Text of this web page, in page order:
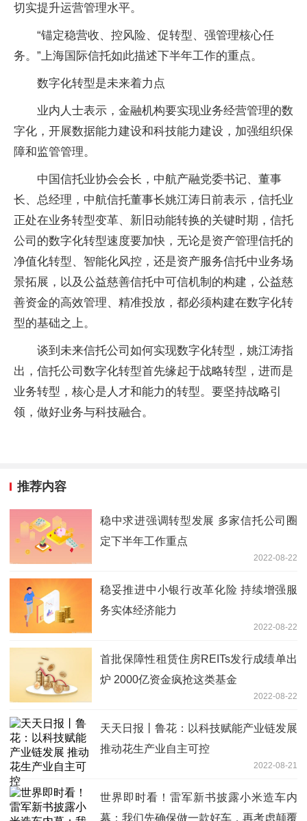
切实提升运营管理水平。
“锚定稳营收、控风险、促转型、强管理核心任
务。”上海国际信托如此描述下半年工作的重点。
数字化转型是未来着力点
业内人士表示，金融机构要实现业务经营管理的数
字化，开展数据能力建设和科技能力建设，加强组织保
障和监管管理。
中国信托业协会会长，中航产融党委书记、董事
长、总经理，中航信托董事长姚江涛日前表示，信托业
正处在业务转型变革、新旧动能转换的关键时期，信托
公司的数字化转型速度要加快，无论是资产管理信托的
净值化转型、智能化风控，还是资产服务信托中业务场
景拓展，以及公益慈善信托中可信机制的构建，公益慈
善资金的高效管理、精准投放，都必须构建在数字化转
型的基础之上。
谈到未来信托公司如何实现数字化转型，姚江涛指
出，信托公司数字化转型首先缘起于战略转型，进而是
业务转型，核心是人才和能力的转型。要坚持战略引
领，做好业务与科技融合。
推荐内容
稳中求进强调转型发展 多家信托公司圈
定下半年工作重点
2022-08-22
稳妥推进中小银行改革化险 持续增强服
务实体经济能力
2022-08-22
首批保障性租赁住房REITs发行成绩单出
炉 2000亿资金疯抢这类基金
2022-08-22
天天日报丨鲁花：以科技赋能产业链发展
推动花生产业自主可控
2022-08-21
世界即时看！雷军新书披露小米造车内
幕：我们先确保做一款好车，再考虑颠覆